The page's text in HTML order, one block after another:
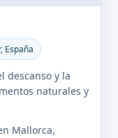
España
descanso y la
naturales y
Mallorca,